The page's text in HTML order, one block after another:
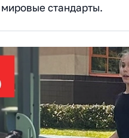
стандарты.